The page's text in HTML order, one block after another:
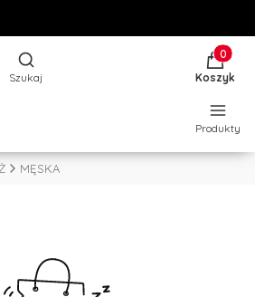
Otwórz wyszukiwarkę
Szukaj Koszyk
Produkty
MĘSKA